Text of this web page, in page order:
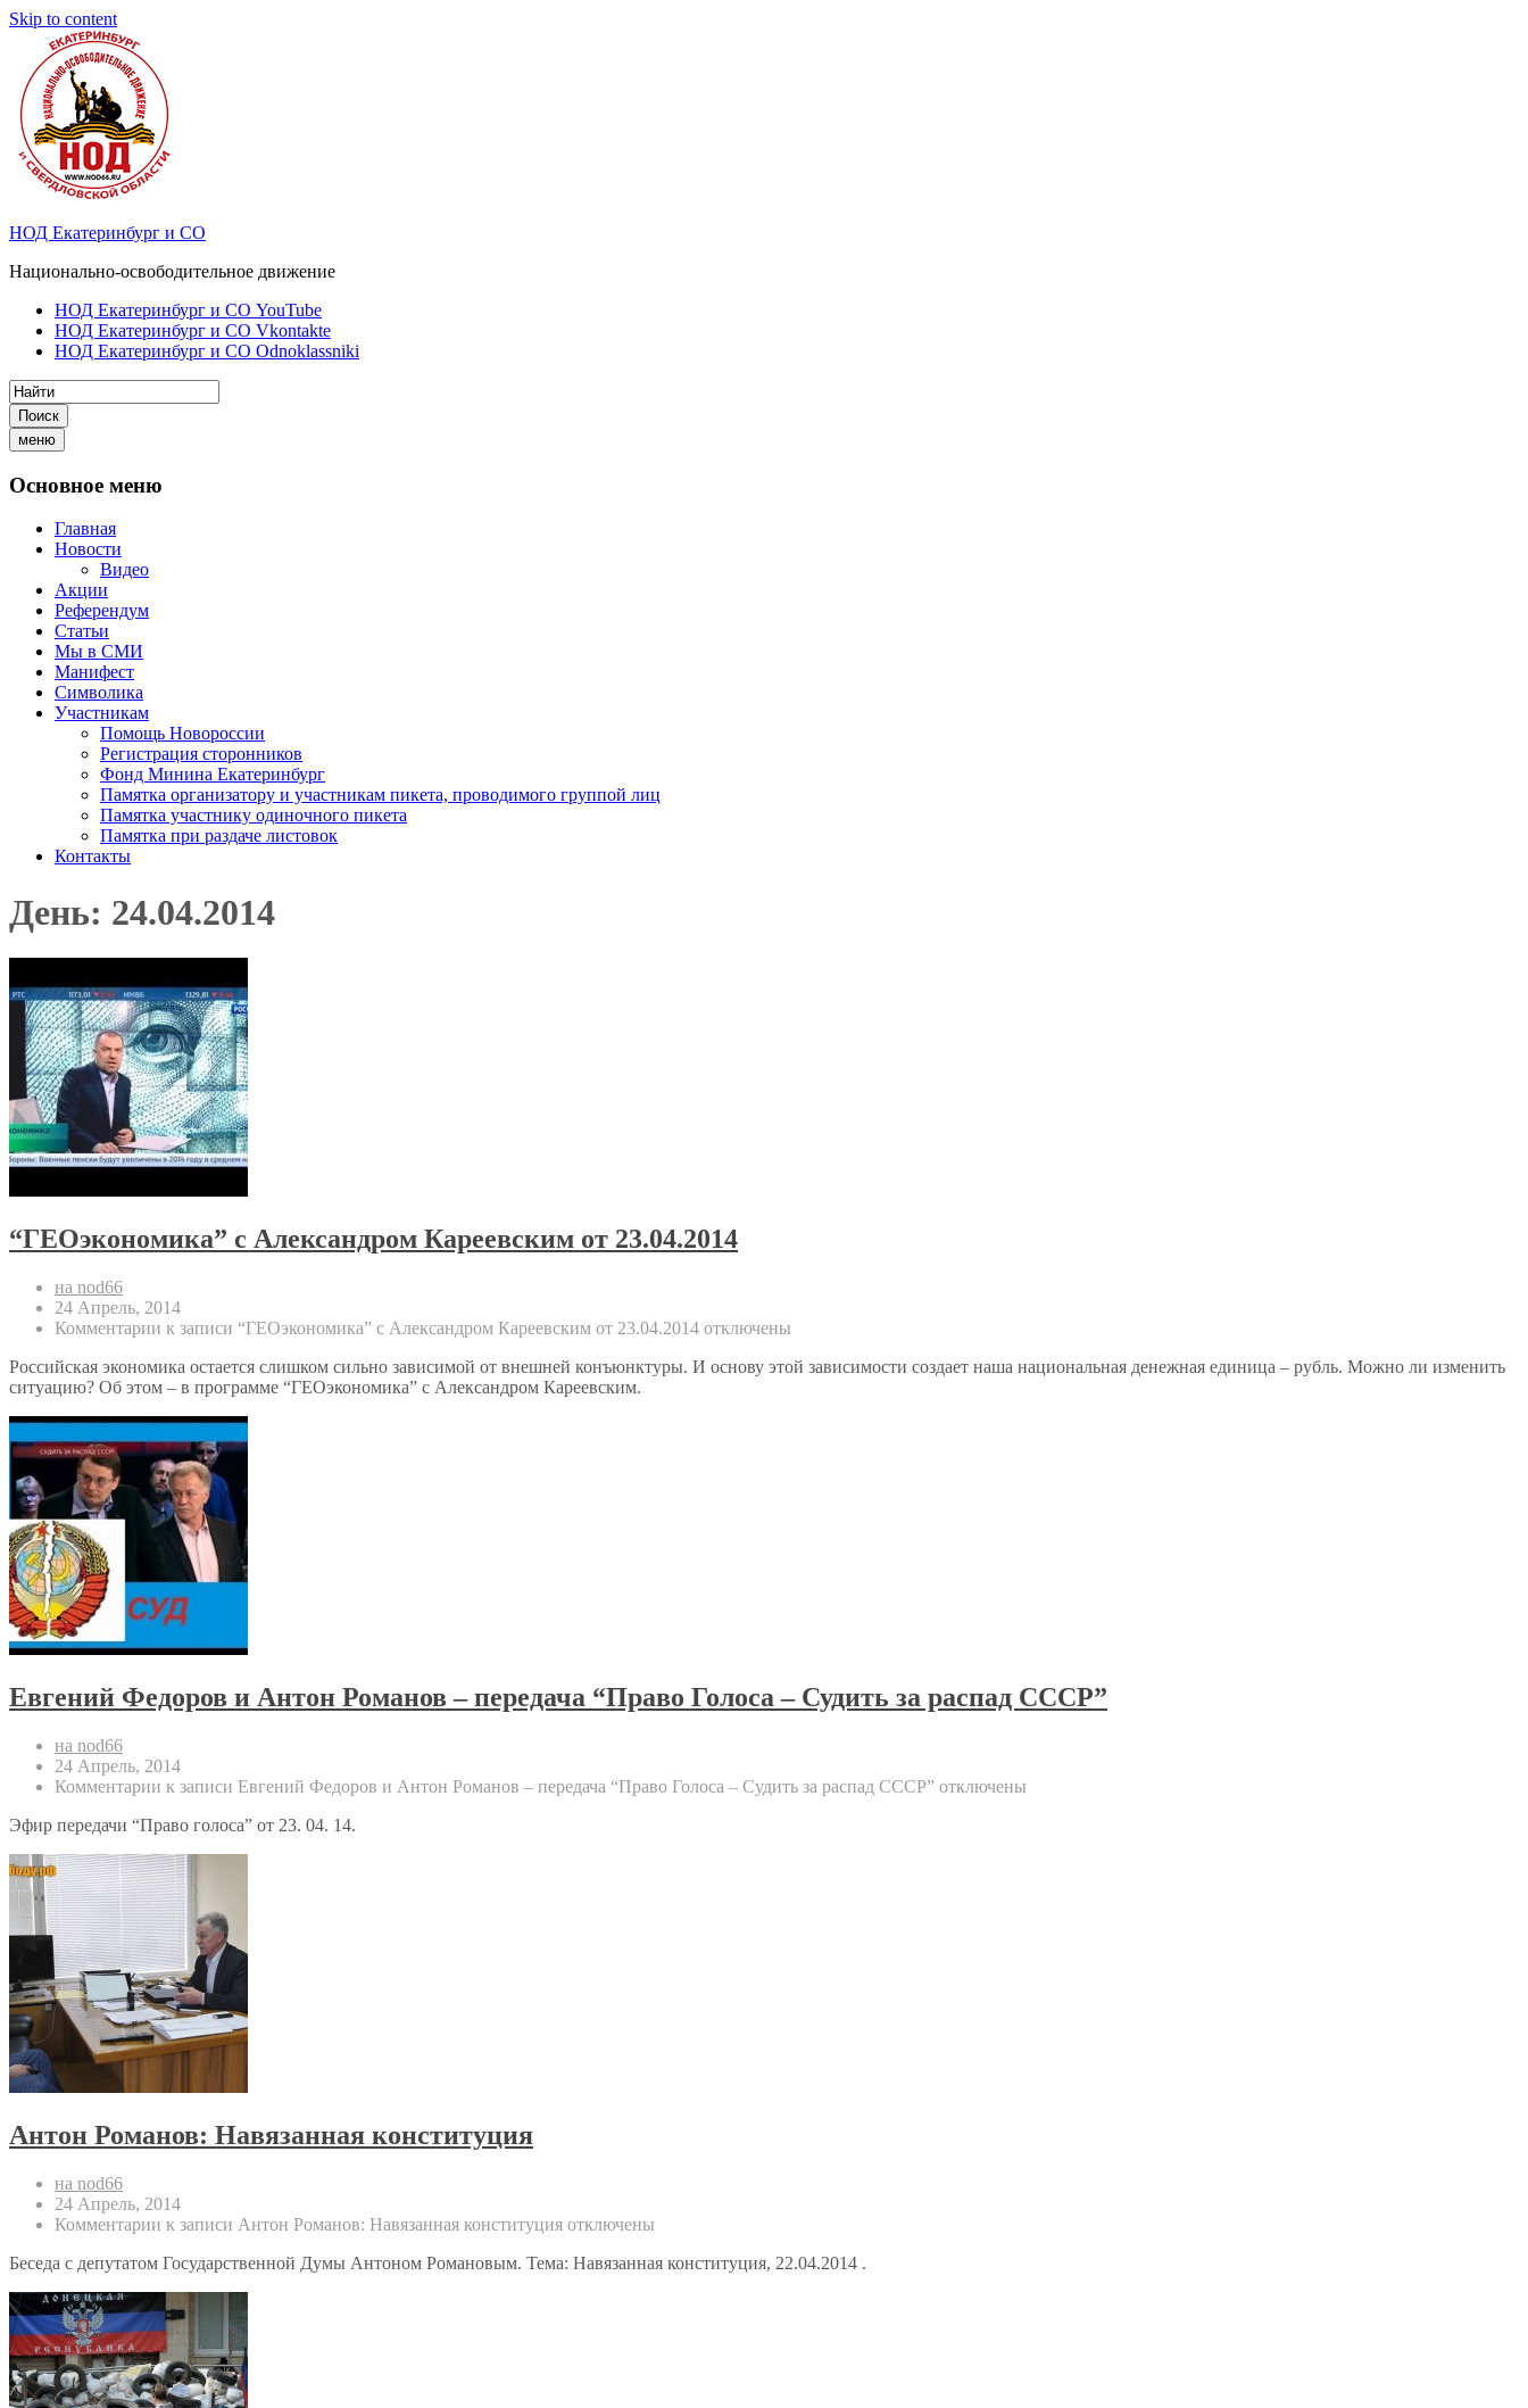
Skip to content
НОД Екатеринбург и СО
Национально-освободительное движение
НОД Екатеринбург и СО YouTube
НОД Екатеринбург и СО Vkontakte
НОД Екатеринбург и СО Odnoklassniki
Поиск
меню
Основное меню
Главная
Новости
Видео
Акции
Референдум
Статьи
Мы в СМИ
Манифест
Символика
Участникам
Помощь Новороссии
Регистрация сторонников
Фонд Минина Екатеринбург
Памятка организатору и участникам пикета, проводимого группой лиц
Памятка участнику одиночного пикета
Памятка при раздаче листовок
Контакты
День: 24.04.2014
“ГЕОэкономика” с Александром Кареевским от 23.04.2014
на nod66
24 Апрель, 2014
Комментарии к записи “ГЕОэкономика” с Александром Кареевским от 23.04.2014 отключены
Российская экономика остается слишком сильно зависимой от внешней конъюнктуры. И основу этой зависимости создает наша национальная денежная единица – рубль. Можно ли изменить
ситуацию? Об этом – в программе “ГЕОэкономика” с Александром Кареевским.
Евгений Федоров и Антон Романов – передача “Право Голоса – Судить за распад СССР”
на nod66
24 Апрель, 2014
Комментарии к записи Евгений Федоров и Антон Романов – передача “Право Голоса – Судить за распад СССР” отключены
Эфир передачи “Право голоса” от 23. 04. 14.
Антон Романов: Навязанная конституция
на nod66
24 Апрель, 2014
Комментарии к записи Антон Романов: Навязанная конституция отключены
Беседа с депутатом Государственной Думы Антоном Романовым. Тема: Навязанная конституция, 22.04.2014 .